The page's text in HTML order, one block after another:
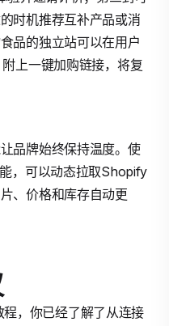
时机推荐互补产品或消
品的独立站可以在用户
上一键加购链接，将复
品牌始终保持温度。使
，可以动态拉取Shopify
、价格和库存自动更
，你已经了解了从连接